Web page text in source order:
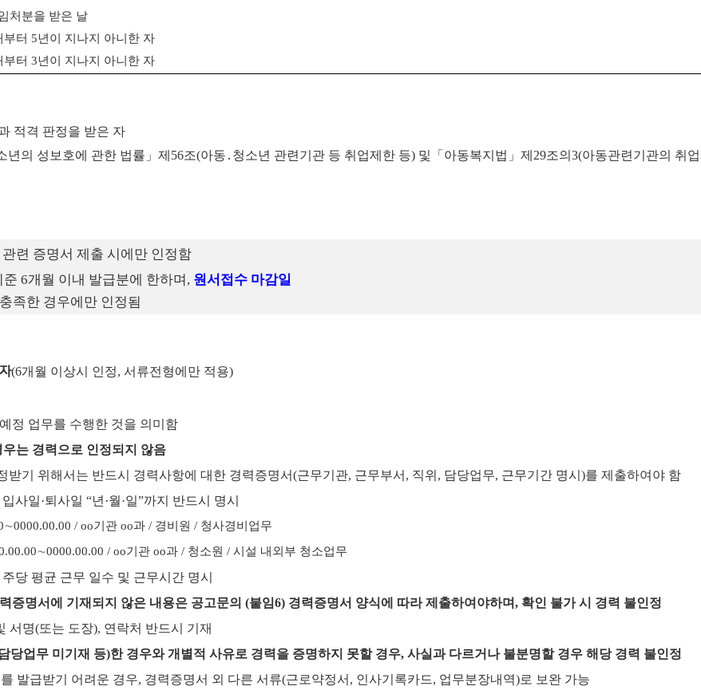
처분을 받은 날
터 5년이 지나지 아니한 자
터 3년이 지나지 아니한 자
적격 판정을 받은 자
년의 성보호에 관한 법률」제56조(아동․청소년 관련기관 등 취업제한 등) 및「아동복지법」제29조의3(아동관련기관의 취
련 증명서 제출 시에만 인정함
준 6개월 이내 발급분에 한하며 , 원서접수 마감일
족한 경우에만 인정됨
(6개월 이상시 인정, 서류전형에만 적용)
정 업무를 수행한 것을 의미함
는 경력으로 인정되지 않음
받기 위해서는 반드시 경력사항에 대한 경력증명서(근무기관, 근무부서 , 직위 , 담당업무, 근무기간 명시 )를 제출하여야 함
사일·퇴사일 “년 ·월·일”까지 반드시 명시
∼0000.00.00 / oo기관 oo과 / 경비원 / 청사경비업무
∼0000.00.00 / oo기관 oo과 / 청소원 / 시설 내외부 청소업무
당 평균 근무 일수 및 근무시간 명시
증명서에 기재되지 않은 내용은 공고문의 (붙임6) 경력증명서 양식에 따라 제출하여야하며, 확인 불가 시 경력 불인정
서명(또는 도장), 연락처 반드시 기재
당업무 미기재 등)한 경우와 개별적 사유로 경력을 증명하지 못할 경우, 사실과 다르거나 불분명할 경우 해당 경력 불인정
발급받기 어려운 경우, 경력증명서 외 다른 서류(근로약정서 , 인사기록카드, 업무분장내역)로 보완 가능